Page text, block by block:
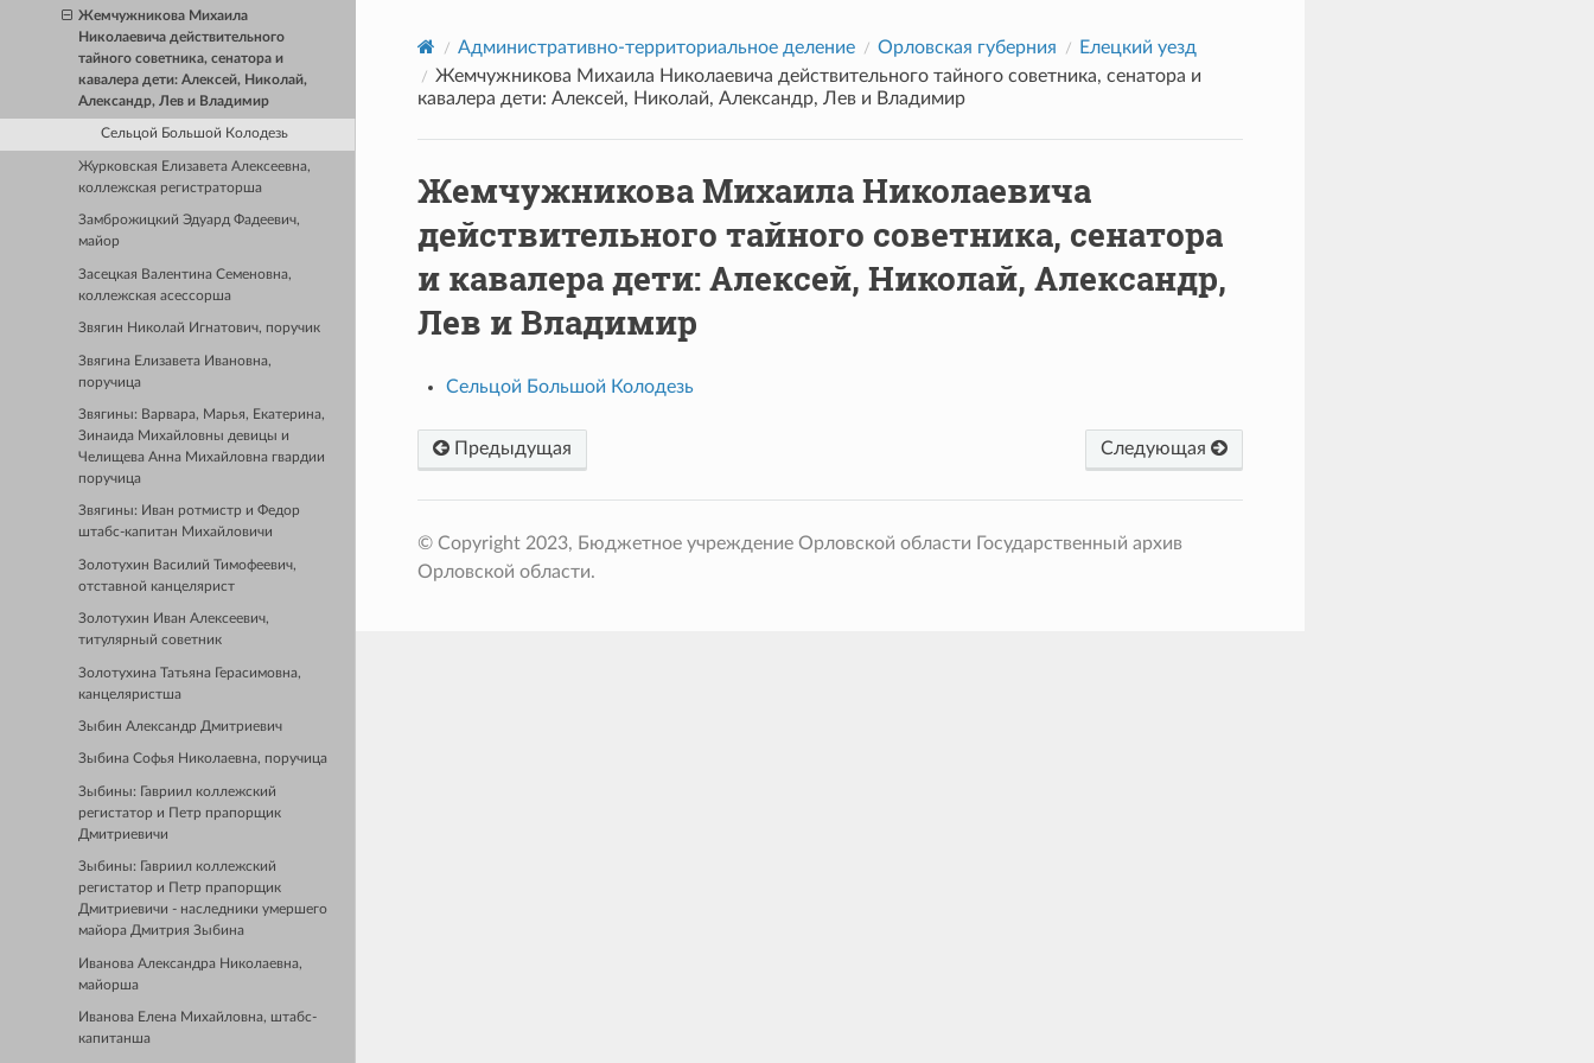
Жемчужникова Михаила
Николаевича действительного
тайного советника, сенатора и
кавалера дети: Алексей, Николай,
Александр, Лев и Владимир
Сельцой Большой Колодезь
Журковская Елизавета Алексеевна,
коллежская регистраторша
Замброжицкий Эдуард Фадеевич,
майор
Засецкая Валентина Семеновна,
коллежская асессорша
Звягин Николай Игнатович, поручик
Звягина Елизавета Ивановна,
поручица
Звягины: Варвара, Марья, Екатерина,
Зинаида Михайловны девицы и
Челищева Анна Михайловна гвардии
поручица
Звягины: Иван ротмистр и Федор
штабс-капитан Михайловичи
Золотухин Василий Тимофеевич,
отставной канцелярист
Золотухин Иван Алексеевич,
титулярный советник
Золотухина Татьяна Герасимовна,
канцеляристша
Зыбин Александр Дмитриевич
Зыбина Софья Николаевна, поручица
Зыбины: Гавриил коллежский
регистатор и Петр прапорщик
Дмитриевичи
Зыбины: Гавриил коллежский
регистатор и Петр прапорщик
Дмитриевичи - наследники умершего
майора Дмитрия Зыбина
Иванова Александра Николаевна,
майорша
Иванова Елена Михайловна, штабс-
капитанша
Административно-территориальное деление Орловская губерния
Елецкий уезд
Жемчужникова Михаила Николаевича действительного тайного советника, сенатора и
кавалера дети: Алексей, Николай, Александр, Лев и Владимир
Жемчужникова Михаила Николаевича
действительного тайного советника, сенатора
и кавалера дети: Алексей, Николай, Александр,
Лев и Владимир
Сельцой Большой Колодезь
Предыдущая Следующая
© Copyright 2023, Бюджетное учреждение Орловской области Государственный архив
Орловской области.